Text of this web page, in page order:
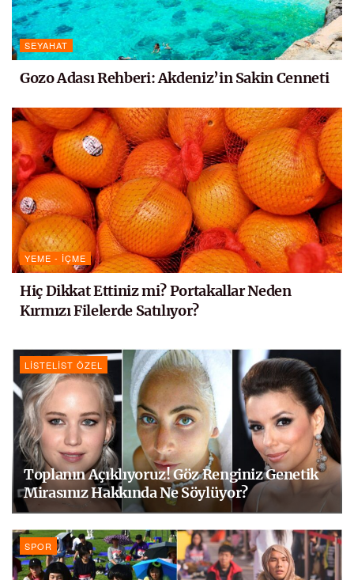
SEYAHAT
Gozo Adası Rehberi: Akdeniz’in Sakin Cenneti
YEME - İÇME
Hiç Dikkat Ettiniz mi? Portakallar Neden
Kırmızı Filelerde Satılıyor?
LISTELIST ÖZEL
Toplanın Açıklıyoruz! Göz Renginiz Genetik
Mirasınız Hakkında Ne Söylüyor?
SPOR